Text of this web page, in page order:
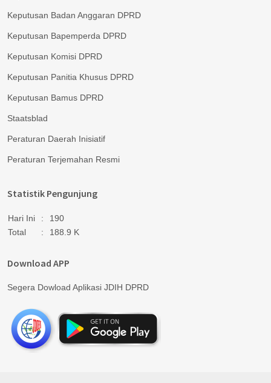
Keputusan Badan Anggaran DPRD
Keputusan Bapemperda DPRD
Keputusan Komisi DPRD
Keputusan Panitia Khusus DPRD
Keputusan Bamus DPRD
Staatsblad
Peraturan Daerah Inisiatif
Peraturan Terjemahan Resmi
Statistik Pengunjung
Hari Ini :
190
Total
: 188.9 K
Download APP
Segera Dowload Aplikasi JDIH DPRD